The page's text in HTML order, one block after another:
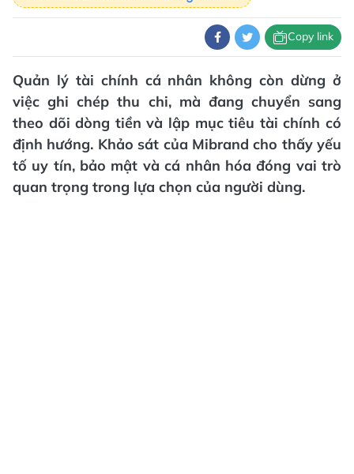
Copy link
Quản lý tài chính cá nhân không còn dừng ở
việc ghi chép thu chi, mà đang chuyển sang
theo dõi dòng tiền và lập mục tiêu tài chính có
định hướng. Khảo sát của Mibrand cho thấy yếu
tố uy tín, bảo mật và cá nhân hóa đóng vai trò
quan trọng trong lựa chọn của người dùng.